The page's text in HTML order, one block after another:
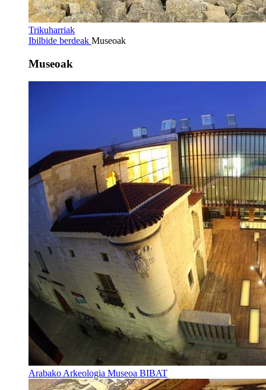
Trikuharriak
Ibilbide berdeak Museoak
Museoak
Arabako Arkeologia Museoa BIBAT